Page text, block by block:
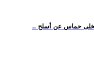
تتخلى حماس عن أسلح